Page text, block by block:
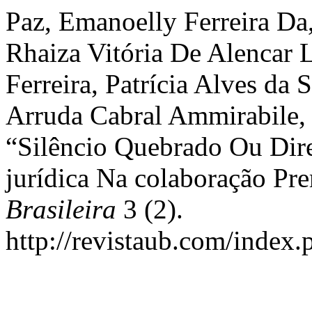
Paz, Emanoelly Ferreira
Rhaiza Vitória De Alencar
Ferreira, Patrícia Alves da
Arruda Cabral Ammirabile,
“Silêncio Quebrado Ou
jurídica Na colaboração
Brasileira 3 (2).
http://revistaub.com/